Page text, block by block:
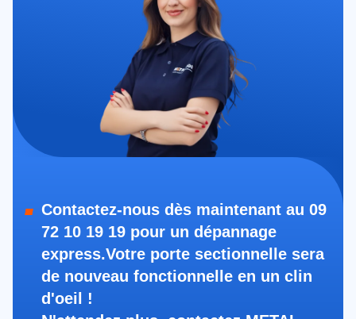
Contactez-nous dès maintenant au 09
72 10 19 19 pour un dépannage
express.Votre porte sectionnelle sera
de nouveau fonctionnelle en un clin
d'oeil !